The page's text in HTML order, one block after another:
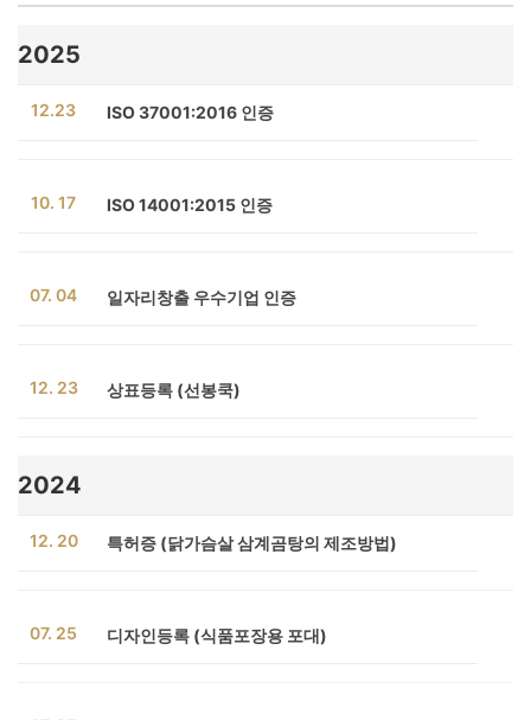
2025
12.23 ISO 37001:2016 인증
10. 17 ISO 14001:2015 인증
07. 04 일자리창출 우수기업 인증
12. 23 상표등록 (선봉쿡)
2024
12. 20 특허증 (닭가슴살 삼계곰탕의 제조방법)
07. 25 디자인등록 (식품포장용 포대)